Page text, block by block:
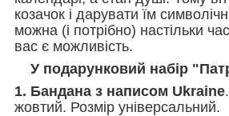
козачок і дарувати їм
можна (і потрібно) настільки
вас є можливість.
У подарунковий набір
1. Бандана з написом Ukraine
жовтий. Розмір універсальний.